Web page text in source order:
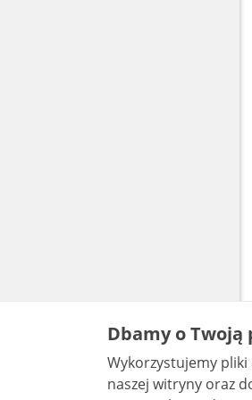
Dbamy o
Wykorzystujemy
naszej witryny oraz do